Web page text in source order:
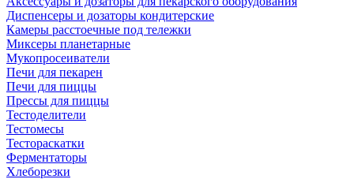
Диспенсеры и дозаторы кондитерские
Камеры расстоечные под тележки
Миксеры планетарные
Мукопросеиватели
Печи для пекарен
Печи для пиццы
Прессы для пиццы
Тестоделители
Тестомесы
Тестораскатки
Ферментаторы
Хлеборезки